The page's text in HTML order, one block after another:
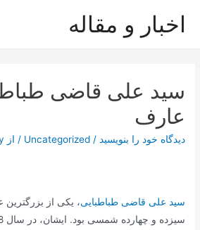
اخبار و مقاله
سید علی قاضی
عارف
دیدگاه‌ خود را بنویسید /
Uncategorized / از
سید علی قاضی طباطبایی، یکی از